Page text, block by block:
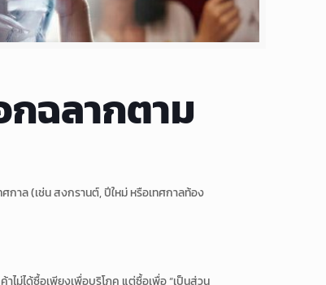
กฉลากตาม
ศกาล (เช่น สงกรานต์, ปีใหม่ หรือเทศกาลท้อง
ไม่ได้ซื้อเพียงเพื่อบริโภค แต่ซื้อเพื่อ “เป็นส่วน